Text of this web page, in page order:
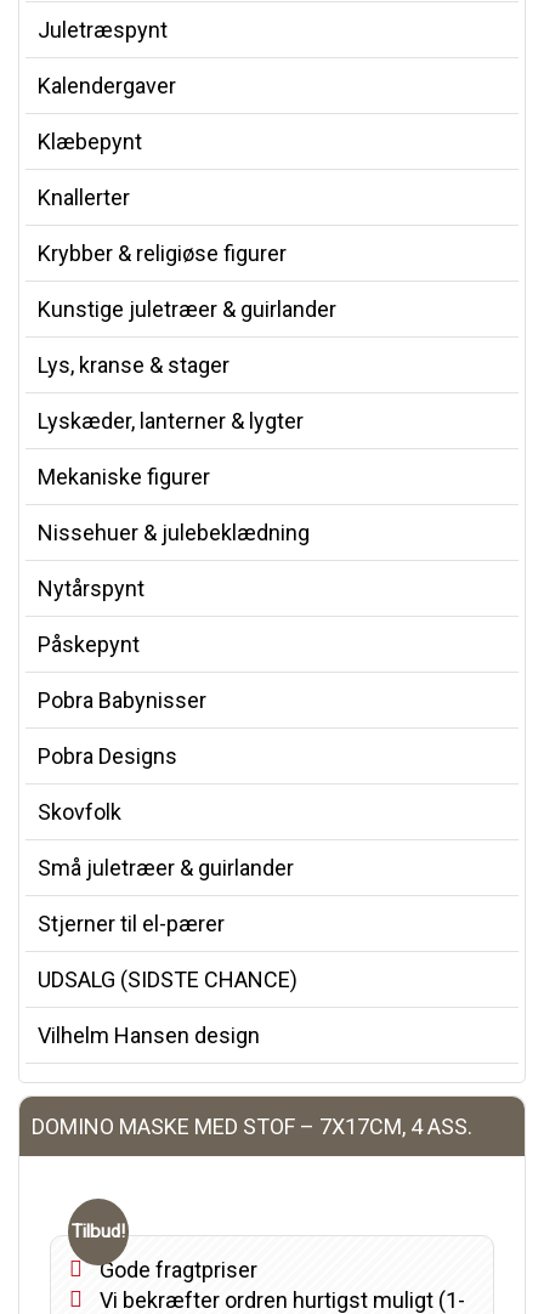
Juletræspynt
Kalendergaver
Klæbepynt
Knallerter
Krybber & religiøse figurer
Kunstige juletræer & guirlander
Lys, kranse & stager
Lyskæder, lanterner & lygter
Mekaniske figurer
Nissehuer & julebeklædning
Nytårspynt
Påskepynt
Pobra Babynisser
Pobra Designs
Skovfolk
Små juletræer & guirlander
Stjerner til el-pærer
UDSALG (SIDSTE CHANCE)
Vilhelm Hansen design
DOMINO MASKE MED STOF – 7X17CM, 4 ASS.
Tilbud!
Gode fragtpriser
Vi bekræfter ordren hurtigst muligt (1-